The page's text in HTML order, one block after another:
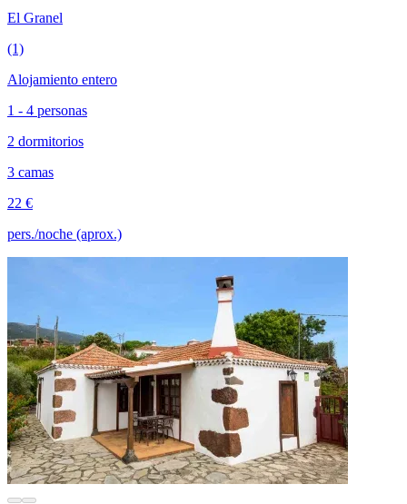
El Granel
(1)
Alojamiento entero
1 - 4 personas
2 dormitorios
3 camas
22 €
pers./noche (aprox.)